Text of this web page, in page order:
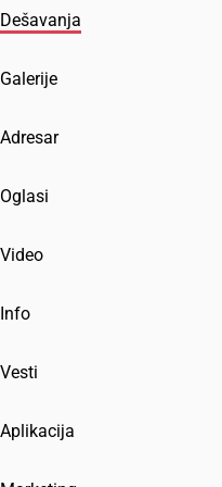
Dešavanja
Galerije
Adresar
Oglasi
Video
Info
Vesti
Aplikacija